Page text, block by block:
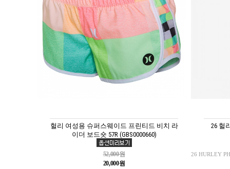
헐리 여성용 슈퍼스웨이드 프린티드 비치 라
이더 보드숏 57R (GBS0000660)
52,000원
20,000원
26 헐
26 HURLEY